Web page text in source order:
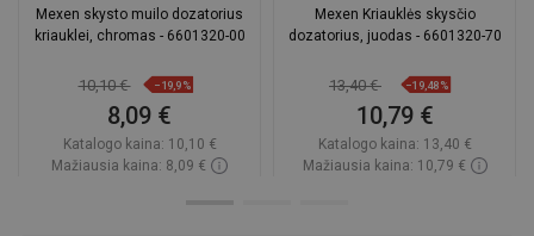
Mexen skysto muilo dozatorius
kriauklei, chromas - 6601320-00
10,10 € −19,9%
8,09 €
Katalogo kaina: 10,10 €
Mažiausia kaina: 8,09 €
Mexen Kriauklės skysčio
dozatorius, juodas - 6601320-70
13,40 € −19,48%
10,79 €
Katalogo kaina: 13,40 €
Mažiausia kaina: 10,79 €